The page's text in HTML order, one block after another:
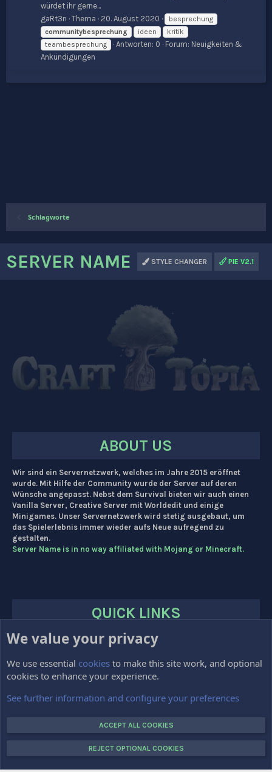
würdet ihr gerne...
gaRt3n Thema 20. August 2020
besprechung
communitybesprechung
ideen
kritik
teambesprechung
Antworten: 0 Forum: Neuigkeiten &
Ankündigungen
Schlagworte
SERVER NAME STYLE CHANGER PIE V2.1
ABOUT US
Wir sind ein Servernetzwerk, welches im Jahre 2015 eröffnet
wurde. Mit Hilfe der Community wurde der Server auf deren
Wünsche angepasst. Nebst dem Survival bieten wir auch einen
Vanilla Server, Creative Server mit Worldedit und einige
Minigames. Unser Servernetzwerk wird stetig ausgebaut, um
das Spielerlebnis immer wieder aufs Neue aufregend zu
gestalten.
Server Name is in no way affiliated with Mojang or Minecraft.
QUICK LINKS
HOME
FORUMS
Impressum
Kontakt
COPYRIGHT © 2015-2025 CRAFTTOPIA.DE. ALL RIGHTS RESERVED.
We value your privacy
We use essential cookies to make this site work, and optional
cookies to enhance your experience.
See further information and configure your preferences
ACCEPT ALL COOKIES
REJECT OPTIONAL COOKIES